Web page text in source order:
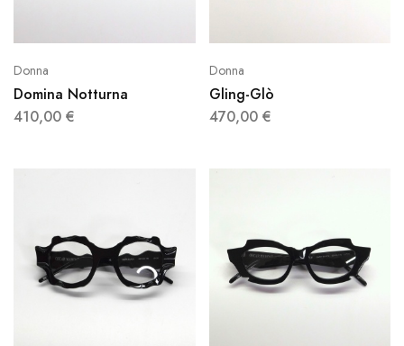
Donna
Domina Notturna
410,00 €
Donna
Gling-Glò
470,00 €